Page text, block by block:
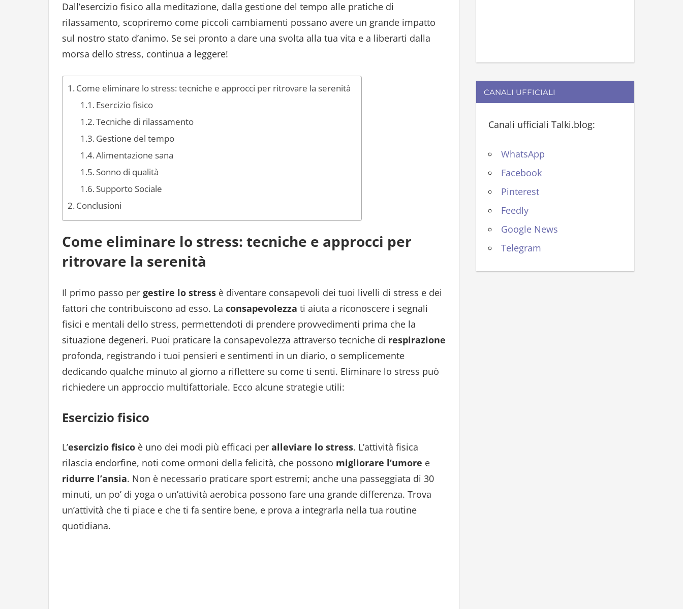
Dall’esercizio fisico alla meditazione, dalla gestione del tempo alle pratiche di
rilassamento, scopriremo come piccoli cambiamenti possano avere un grande impatto
sul nostro stato d’animo. Se sei pronto a dare una svolta alla tua vita e a liberarti dalla
morsa dello stress, continua a leggere!
Come eliminare lo stress: tecniche e approcci per ritrovare la serenità
Esercizio fisico
Tecniche di rilassamento
Gestione del tempo
Alimentazione sana
Sonno di qualità
Supporto Sociale
Conclusioni
Come eliminare lo stress: tecniche e approcci per
ritrovare la serenità
Il primo passo per gestire lo stressè diventare consapevoli dei tuoi livelli di stress e dei
fattori che contribuiscono ad esso. La consapevolezza ti aiuta a riconoscere i segnali
fisici e mentali dello stress, permettendoti di prendere provvedimenti prima che la
situazione degeneri. Puoi praticare la consapevolezza attraverso tecniche di respirazione
profonda, registrando i tuoi pensieri e sentimenti in un diario, o semplicemente
dedicando qualche minuto al giorno a riflettere su come ti senti. Eliminare lo stress può
richiedere un approccio multifattoriale. Ecco alcune strategie utili:
Esercizio fisico
L’esercizio fisicoè uno dei modi più efficaci per alleviare lo stress. L’attività fisica
rilascia endorfine, noti come ormoni della felicità, che possono migliorare l’umore e
ridurre l’ansia. Non è necessario praticare sport estremi; anche una passeggiata di 30
minuti, un po’ di yoga o un’attività aerobica possono fare una grande differenza. Trova
un’attività che ti piace e che ti fa sentire bene, e prova a integrarla nella tua routine
quotidiana.
CANALI UFFICIALI
Canali ufficiali Talki.blog:
WhatsApp
Facebook
Pinterest
Feedly
Google News
Telegram